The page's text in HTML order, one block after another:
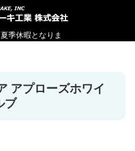
アプローズホワイ
ブ